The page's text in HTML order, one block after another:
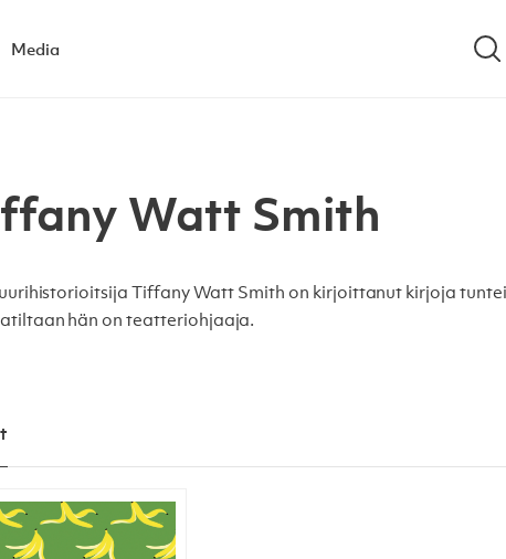
Media Hae
Watt Smith
Tiffany Watt Smith on kirjoittanut kirjoja
hän on teatteriohjaaja.
viisaus